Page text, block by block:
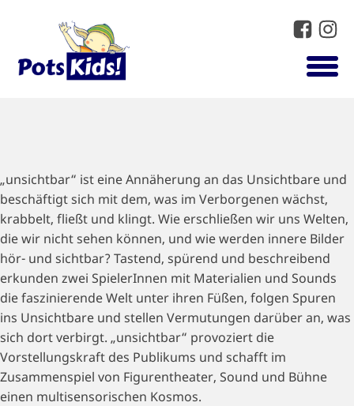
„unsichtbar“ ist eine Annäherung an das Unsichtbare und
beschäftigt sich mit dem, was im Verborgenen wächst,
krabbelt, fließt und klingt. Wie erschließen wir uns Welten,
die wir nicht sehen können, und wie werden innere Bilder
hör- und sichtbar? Tastend, spürend und beschreibend
erkunden zwei SpielerInnen mit Materialien und Sounds
die faszinierende Welt unter ihren Füßen, folgen Spuren
ins Unsichtbare und stellen Vermutungen darüber an, was
sich dort verbirgt. „unsichtbar“ provoziert die
Vorstellungskraft des Publikums und schafft im
Zusammenspiel von Figurentheater, Sound und Bühne
einen multisensorischen Kosmos.